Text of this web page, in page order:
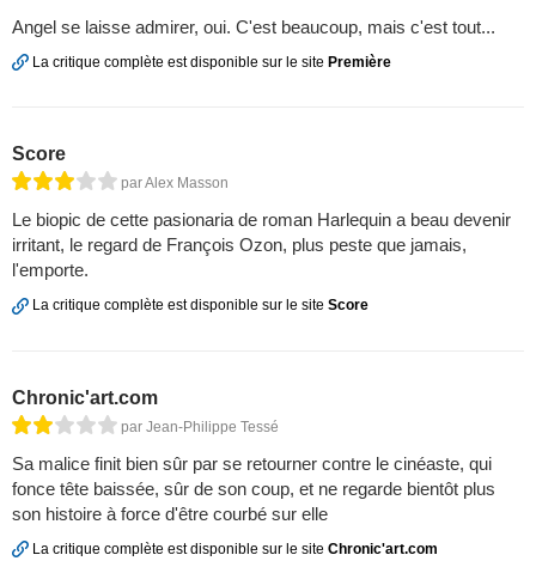
Angel se laisse admirer, oui. C'est beaucoup, mais c'est tout...
La critique complète est disponible sur le site Première
Score
par Alex Masson
Le biopic de cette pasionaria de roman Harlequin a beau devenir
irritant, le regard de François Ozon, plus peste que jamais,
l'emporte.
La critique complète est disponible sur le site Score
Chronic'art.com
par Jean-Philippe Tessé
Sa malice finit bien sûr par se retourner contre le cinéaste, qui
fonce tête baissée, sûr de son coup, et ne regarde bientôt plus
son histoire à force d'être courbé sur elle
La critique complète est disponible sur le site Chronic'art.com